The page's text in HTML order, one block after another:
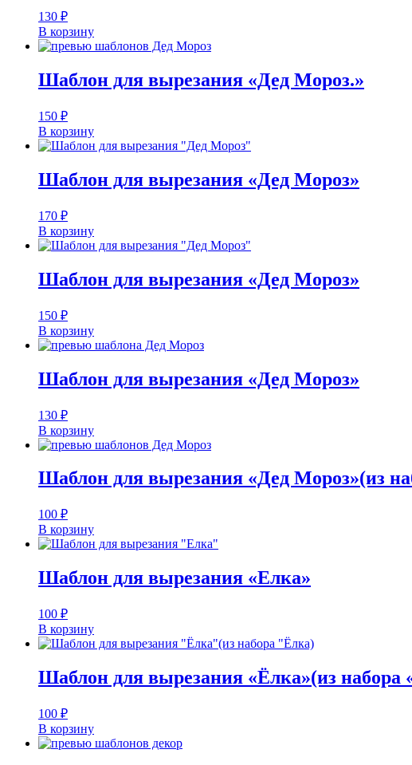
130 ₽
В корзину
Шаблон для вырезания «Дед Мороз.»
150 ₽
В корзину
Шаблон для вырезания «Дед Мороз»
170 ₽
В корзину
Шаблон для вырезания «Дед Мороз»
150 ₽
В корзину
Шаблон для вырезания «Дед Мороз»
130 ₽
В корзину
Шаблон для вырезания «Дед Мороз»(из
100 ₽
В корзину
Шаблон для вырезания «Елка»
100 ₽
В корзину
Шаблон для вырезания «Ёлка»(из набора
100 ₽
В корзину